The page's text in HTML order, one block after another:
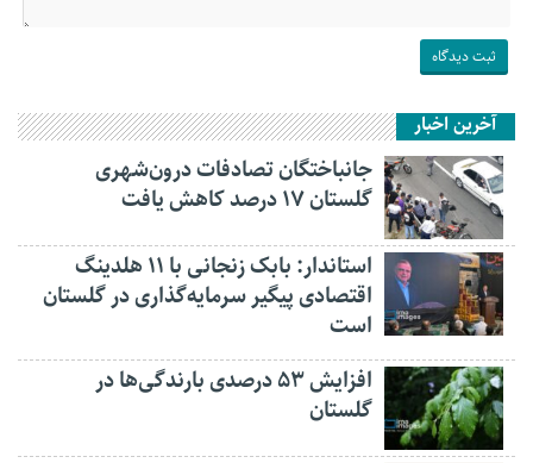
آخرین اخبار
جانباختگان تصادفات درون‌شهری
گلستان ۱۷ درصد کاهش یافت
استاندار: بابک زنجانی با ۱۱ هلدینگ
اقتصادی پیگیر سرمایه‌گذاری در گلستان
است
افزایش ۵۳ درصدی بارندگی‌ها در
گلستان